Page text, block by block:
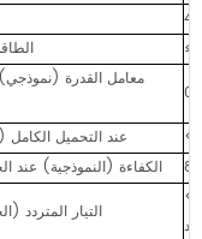
معامل القدرة
THD(نوعي) عند التحميل الكامل
الكفاءة (النموذجية) عند
التيار المتردد
تيار متردد <0.15 أمبير عند 277 فولت